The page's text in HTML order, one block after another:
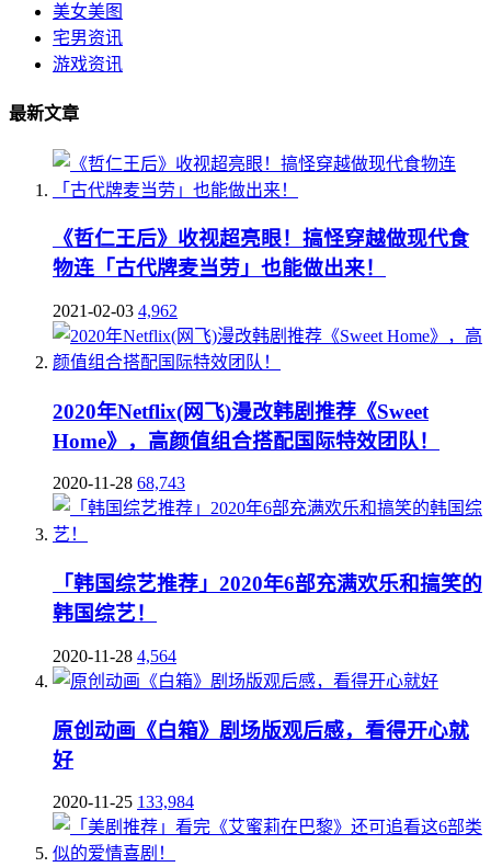
美女美图
宅男资讯
游戏资讯
最新文章
《哲仁王后》收视超亮眼！搞怪穿越做现代食
物连「古代牌麦当劳」也能做出来！
2021-02-03 4,962
2020年Netflix(网飞)漫改韩剧推荐《Sweet
Home》，高颜值组合搭配国际特效团队！
2020-11-28 68,743
「韩国综艺推荐」2020年6部充满欢乐和搞笑的
韩国综艺！
2020-11-28 4,564
原创动画《白箱》剧场版观后感，看得开心就
好
2020-11-25 133,984